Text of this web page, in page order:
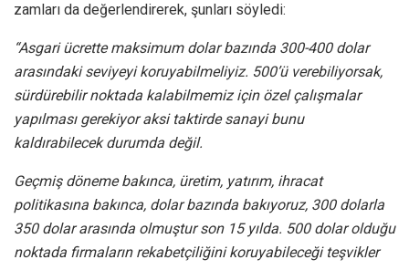
zamları da değerlendirerek, şunları söyledi:
“Asgari ücrette maksimum dolar bazında 300-400 dolar
arasındaki seviyeyi koruyabilmeliyiz. 500’ü verebiliyorsak,
sürdürebilir noktada kalabilmemiz için özel çalışmalar
yapılması gerekiyor aksi taktirde sanayi bunu
kaldırabilecek durumda değil.
Geçmiş döneme bakınca, üretim, yatırım, ihracat
politikasına bakınca, dolar bazında bakıyoruz, 300 dolarla
350 dolar arasında olmuştur son 15 yılda. 500 dolar olduğu
noktada firmaların rekabetçiliğini koruyabileceği teşvikler